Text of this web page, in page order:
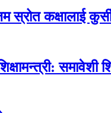
स्रोत कक्षालाई
समावेशी